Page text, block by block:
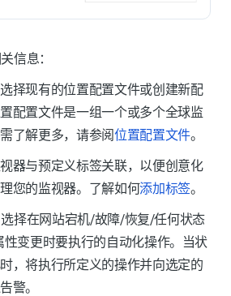
信息：
选择现有的位置配置文件或创建新配
配置文件是一组一个或多个全球监
了解更多，请参阅位置配置文件。
器与预定义标签关联，以便创意化
您的监视器。了解如何添加标签。
择在网站宕机/故障/恢复/任何状态
性变更时要执行的自动化操作。当状
，将执行所定义的操作并向选定的
警。